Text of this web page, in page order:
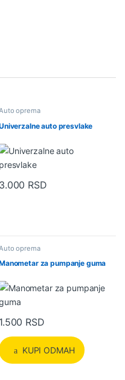
oprema
auto presvlake
3.000 RSD
Auto oprema
za pumpanje guma
1.500 RSD
KUPI ODMAH